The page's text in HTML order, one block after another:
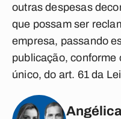
outras despesas
que possam ser
empresa, passando
publicação, conforme
único, do art. 61 da